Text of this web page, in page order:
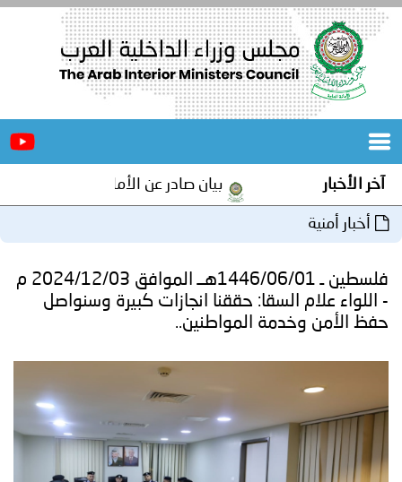
الرئيسية
المكاتب
المجلس
مؤتمرات
و
جهود
إنجازات
توعوية
الخدمات
الإلكترونية
صور
آخر الأخبار بيان صادر عن الأمانة العامة لمجلس
أخبار أمنية
فلسطين ـ 1446/06/01هــ الموافق 2024/12/03 م
- اللواء علام السقا: حققنا انجازات كبيرة وسنواصل
حفظ الأمن وخدمة المواطنين..